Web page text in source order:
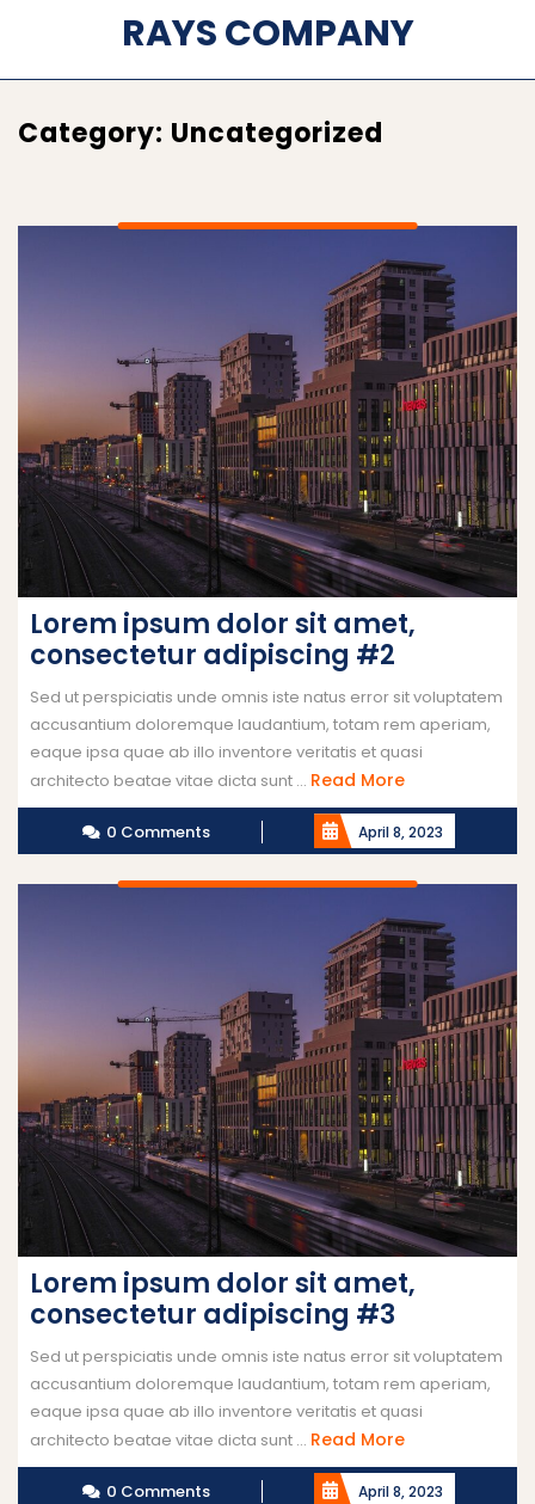
RAYS COMPANY
Category: Uncategorized
Lorem ipsum dolor sit amet,
consectetur adipiscing #2
Sed ut perspiciatis unde omnis iste natus error sit voluptatem
accusantium doloremque laudantium, totam rem aperiam,
eaque ipsa quae ab illo inventore veritatis et quasi
architecto beatae vitae dicta sunt ... Read More
0 Comments April 8, 2023
Lorem ipsum dolor sit amet,
consectetur adipiscing #3
Sed ut perspiciatis unde omnis iste natus error sit voluptatem
accusantium doloremque laudantium, totam rem aperiam,
eaque ipsa quae ab illo inventore veritatis et quasi
architecto beatae vitae dicta sunt ... Read More
0 Comments April 8, 2023